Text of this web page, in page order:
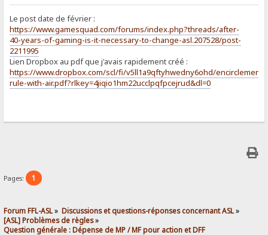
Le post date de février :
https://www.gamesquad.com/forums/index.php?threads/after-
40-years-of-gaming-is-it-necessary-to-change-asl.207528/post-
2211995
Lien Dropbox au pdf que j'avais rapidement créé :
https://www.dropbox.com/scl/fi/v5ll1a9qftyhwedny6ohd/encirclement-
rule-with-air.pdf?rlkey=4jiqio1hm22ucclpqfpcejrud&dl=0
Pages: 1
Forum FFL-ASL» Discussions et questions-réponses concernant ASL»
[ASL] Problèmes de règles»
Question générale : Dépense de MP / MF pour action et DFF